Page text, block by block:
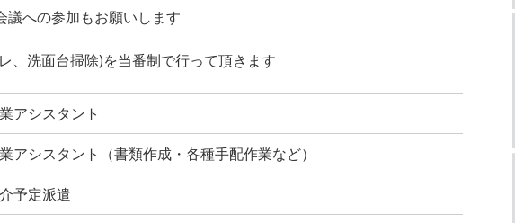
への参加もお願いします
、洗面台掃除)を当番制で行って頂きます
アシスタント
アシスタント（書類作成・各種手配作業など）
予定派遣